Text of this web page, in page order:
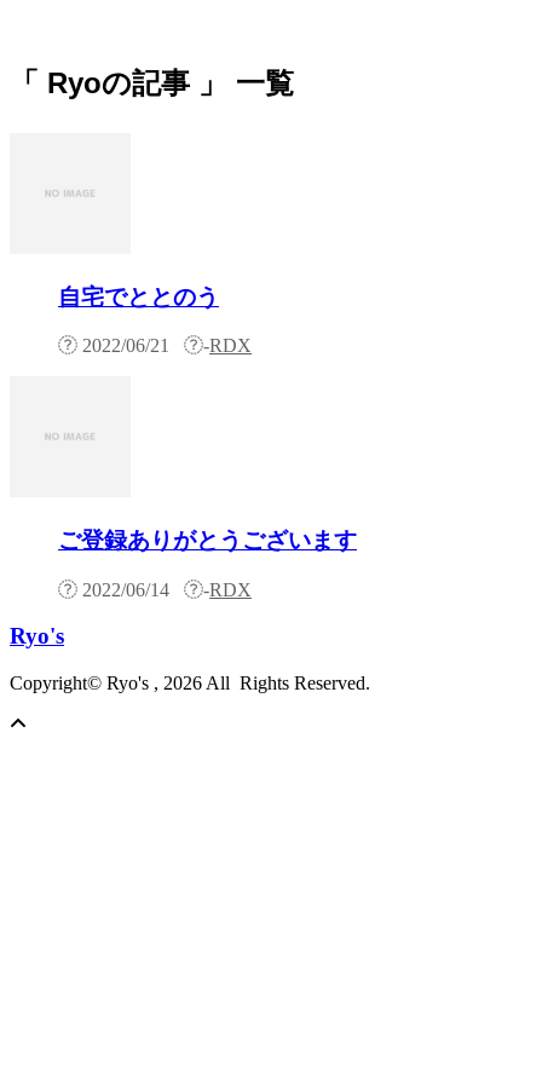
「 Ryoの記事 」 一覧
自宅でととのう
2022/06/21 -RDX
ご登録ありがとうございます
2022/06/14 -RDX
Ryo's
Copyright© Ryo's , 2026 All Rights Reserved.